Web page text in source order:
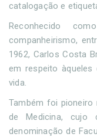
catalogação e
Reconhecido
companheirismo,
1962, Carlos Costa
em respeito àqueles
vida.
Também foi pioneiro
de Medicina,
denominação de